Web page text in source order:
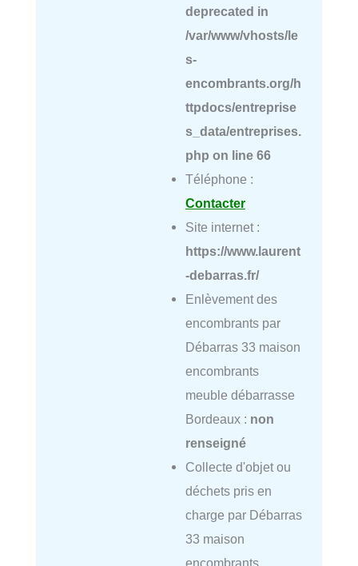
deprecated in
/var/www/vhosts/le
s-
encombrants.org/h
ttpdocs/entreprise
s_data/entreprises.
php on line 66
Téléphone :
Contacter
Site internet :
https://www.laurent
-debarras.fr/
Enlèvement des
encombrants par
Débarras 33 maison
encombrants
meuble débarrasse
Bordeaux : non
renseigné
Collecte d'objet ou
déchets pris en
charge par Débarras
33 maison
encombrants